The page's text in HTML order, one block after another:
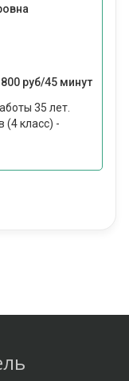
руб/45 минут
35 лет.
(4 класс) -